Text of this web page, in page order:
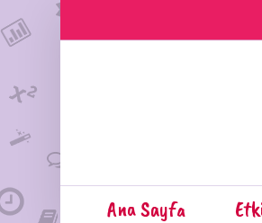
Ana Sayfa